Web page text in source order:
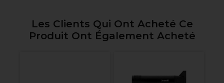
Les Clients Qui Ont Acheté Ce
Produit Ont Également Acheté